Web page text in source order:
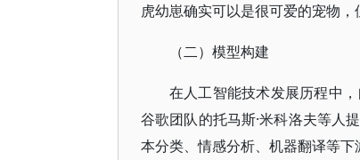
虎幼崽确实可以是很可爱的宠物
（二）模型构建
在人工智能技术发展历程中
谷歌团队的托马斯·米科洛夫等人
本分类、情感分析、机器翻译等